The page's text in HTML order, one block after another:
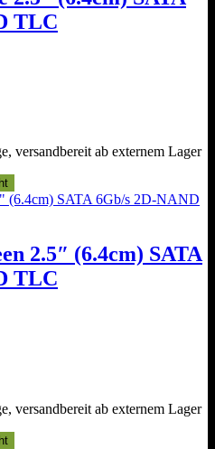
TLC
versandbereit ab externem Lager
2.5″ (6.4cm) SATA
TLC
versandbereit ab externem Lager